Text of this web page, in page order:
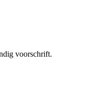
voorschrift.